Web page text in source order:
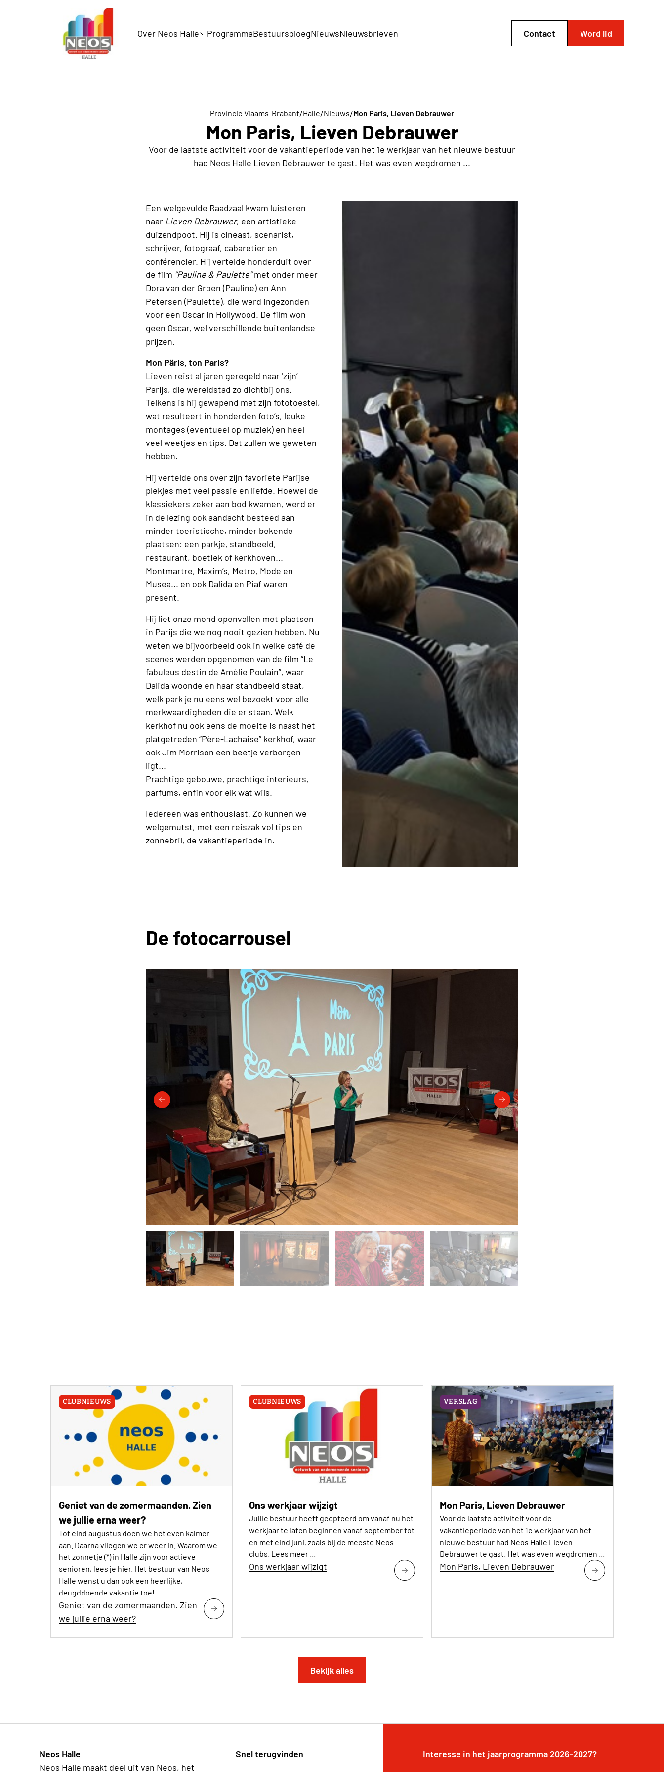
Over Neos Halle ProgrammaBestuursploegNieuwsNieuwsbrieven Contact Word lid
Provincie Vlaams-Brabant/Halle/Nieuws/Mon Paris, Lieven Debrauwer
Mon Paris, Lieven Debrauwer
Voor de laatste activiteit voor de vakantieperiode van het 1e werkjaar van het nieuwe bestuur
had Neos Halle Lieven Debrauwer te gast. Het was even wegdromen ...
Een welgevulde Raadzaal kwam luisteren
naar Lieven Debrauwer, een artistieke
duizendpoot. Hij is cineast, scenarist,
schrijver, fotograaf, cabaretier en
conférencier. Hij vertelde honderduit over
de film “Pauline & Paulette”met onder meer
Dora van der Groen (Pauline) en Ann
Petersen (Paulette), die werd ingezonden
voor een Oscar in Hollywood. De film won
geen Oscar, wel verschillende buitenlandse
prijzen.
Mon Päris, ton Paris?
Lieven reist al jaren geregeld naar ‘zijn’
Parijs, die wereldstad zo dichtbij ons.
Telkens is hij gewapend met zijn fototoestel,
wat resulteert in honderden foto’s, leuke
montages (eventueel op muziek) en heel
veel weetjes en tips. Dat zullen we geweten
hebben.
Hij vertelde ons over zijn favoriete Parijse
plekjes met veel passie en liefde. Hoewel de
klassiekers zeker aan bod kwamen, werd er
in de lezing ook aandacht besteed aan
minder toeristische, minder bekende
plaatsen: een parkje, standbeeld,
restaurant, boetiek of kerkhoven...
Montmartre, Maxim’s, Metro, Mode en
Musea... en ook Dalida en Piaf waren
present.
Hij liet onze mond openvallen met plaatsen
in Parijs die we nog nooit gezien hebben. Nu
weten we bijvoorbeeld ook in welke café de
scenes werden opgenomen van de film “Le
fabuleus destin de Amélie Poulain”, waar
Dalida woonde en haar standbeeld staat,
welk park je nu eens wel bezoekt voor alle
merkwaardigheden die er staan. Welk
kerkhof nu ook eens de moeite is naast het
platgetreden “Père-Lachaise” kerkhof, waar
ook Jim Morrison een beetje verborgen
ligt...
Prachtige gebouwe, prachtige interieurs,
parfums, enfin voor elk wat wils.
Iedereen was enthousiast. Zo kunnen we
welgemutst, met een reiszak vol tips en
zonnebril, de vakantieperiode in.
De fotocarrousel
CLUBNIEUWS
Geniet van de zomermaanden. Zien
we jullie erna weer?
Tot eind augustus doen we het even kalmer
aan. Daarna vliegen we er weer in. Waarom we
het zonnetje (*) in Halle zijn voor actieve
senioren, lees je hier. Het bestuur van Neos
Halle wenst u dan ook een heerlijke,
deugddoende vakantie toe!
Geniet van de zomermaanden. Zien
we jullie erna weer?
CLUBNIEUWS
Ons werkjaar wijzigt
Jullie bestuur heeft geopteerd om vanaf nu het
werkjaar te laten beginnen vanaf september tot
en met eind juni, zoals bij de meeste Neos
clubs. Lees meer ...
Ons werkjaar wijzigt
VERSLAG
Mon Paris, Lieven Debrauwer
Voor de laatste activiteit voor de
vakantieperiode van het 1e werkjaar van het
nieuwe bestuur had Neos Halle Lieven
Debrauwer te gast. Het was even wegdromen ...
Mon Paris, Lieven Debrauwer
Bekijk alles
Neos Halle
Neos Halle maakt deel uit van Neos, het
Snel terugvinden
Interesse in het jaarprogramma 2026-2027?